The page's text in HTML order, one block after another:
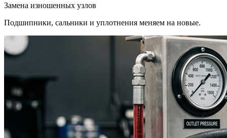
Замена изношенных узлов
Подшипники, сальники и уплотнения меняем на новые.